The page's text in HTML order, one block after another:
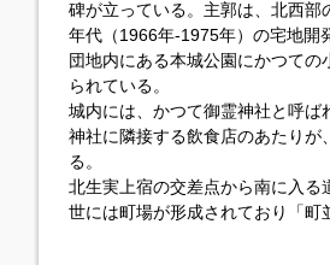
碑が立っている。主郭は、北西
年代（1966年-1975年）の宅地開
団地内にある本城公園にかつて
られている。
城内には、かつて御霊神社と呼ば
神社に隣接する飲食店のあたり
る。
北生実上宿の交差点から南に入
世には町場が形成されており「町